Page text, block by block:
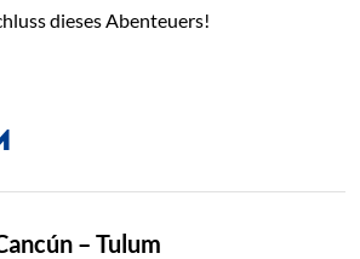
dieses Abenteuers!
– Tulum